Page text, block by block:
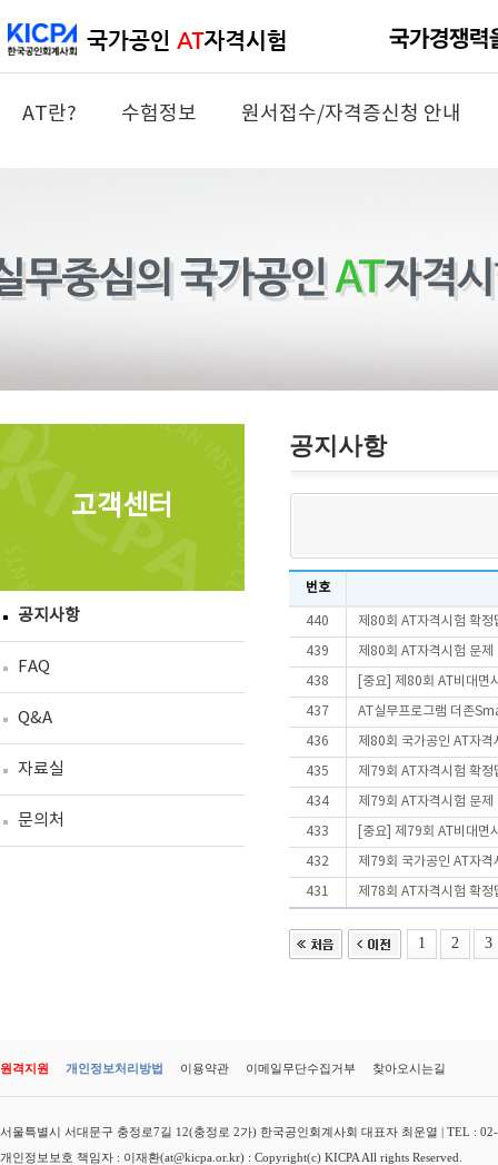
AT란? 수험정보 원서접수/자격증신청 안내
고객센터
공지사항
FAQ
Q&A
자료실
문의처
공지사항
번호
440 제80회 AT자격시험 확정
439 제80회 AT자격시험 문
438 [중요] 제80회 AT비대면
437 AT실무프로그램 더존
436 제80회 국가공인 AT자격
435 제79회 AT자격시험 확정
434 제79회 AT자격시험 문
433 [중요] 제79회 AT비대면
432 제79회 국가공인 AT자격
431 제78회 AT자격시험 확정
1 2 3
원격지원 개인정보처리방법 이용약관 이메일무단수집거부 찾아오시는길
서울특별시 서대문구 충정로7길 12(충정로 2가) 한국공인회계사회 대표자 최운열 | TEL :
개인정보보호 책임자 : 이재환(at@kicpa.or.kr) : Copyright(c) KICPA All rights Reserved.